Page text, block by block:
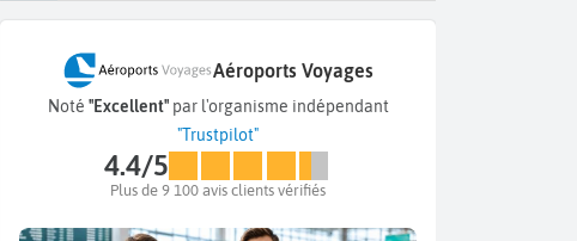
Aéroports Voyages
Noté "Excellent"par l'organisme indépendant
"Trustpilot"
4.4/5
Plus de 9 100 avis clients vérifiés